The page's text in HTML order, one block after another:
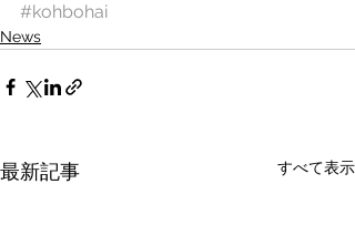
#kohbohai
News
最新記事 すべて表示